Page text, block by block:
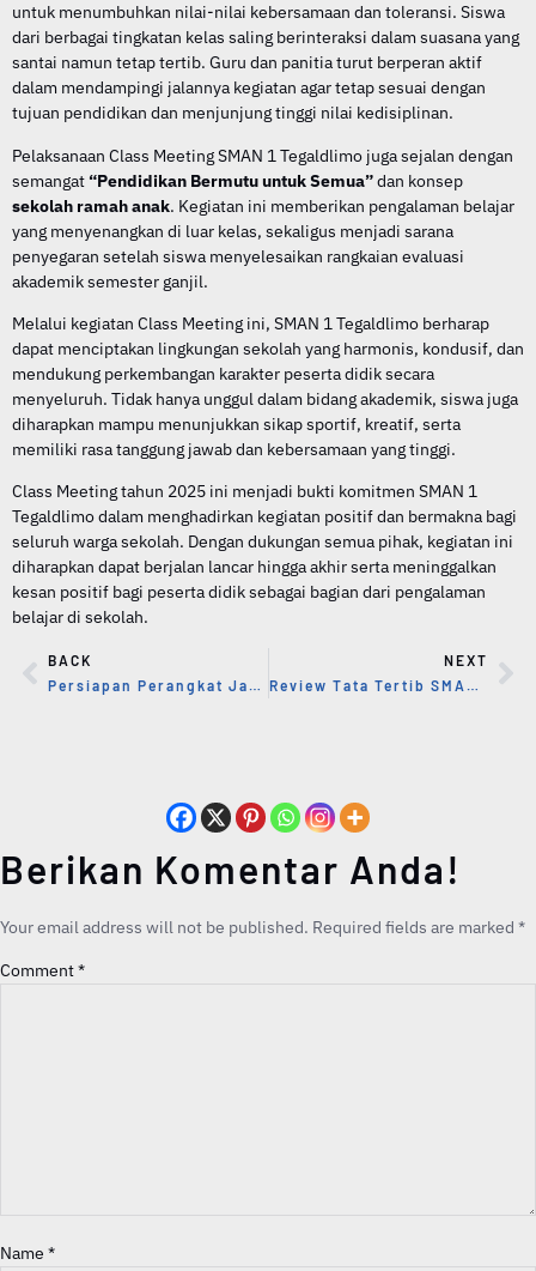
untuk menumbuhkan nilai-nilai kebersamaan dan toleransi. Siswa
dari berbagai tingkatan kelas saling berinteraksi dalam suasana yang
santai namun tetap tertib. Guru dan panitia turut berperan aktif
dalam mendampingi jalannya kegiatan agar tetap sesuai dengan
tujuan pendidikan dan menjunjung tinggi nilai kedisiplinan.
Pelaksanaan Class Meeting SMAN 1 Tegaldlimo juga sejalan dengan
semangat “Pendidikan Bermutu untuk Semua”dan konsep
sekolah ramah anak. Kegiatan ini memberikan pengalaman belajar
yang menyenangkan di luar kelas, sekaligus menjadi sarana
penyegaran setelah siswa menyelesaikan rangkaian evaluasi
akademik semester ganjil.
Melalui kegiatan Class Meeting ini, SMAN 1 Tegaldlimo berharap
dapat menciptakan lingkungan sekolah yang harmonis, kondusif, dan
mendukung perkembangan karakter peserta didik secara
menyeluruh. Tidak hanya unggul dalam bidang akademik, siswa juga
diharapkan mampu menunjukkan sikap sportif, kreatif, serta
memiliki rasa tanggung jawab dan kebersamaan yang tinggi.
Class Meeting tahun 2025 ini menjadi bukti komitmen SMAN 1
Tegaldlimo dalam menghadirkan kegiatan positif dan bermakna bagi
seluruh warga sekolah. Dengan dukungan semua pihak, kegiatan ini
diharapkan dapat berjalan lancar hingga akhir serta meninggalkan
kesan positif bagi peserta didik sebagai bagian dari pengalaman
belajar di sekolah.
BACK
NEXT
Berikan Komentar Anda!
Your email address will not be published. Required fields are marked *
Comment*
Name *